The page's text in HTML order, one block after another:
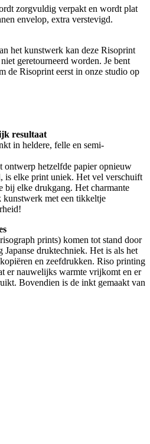
zorgvuldig verpakt en wordt plat
envelop, extra verstevigd.
het kunstwerk kan deze Risoprint
geretourneerd worden. Je bent
de Risoprint eerst in onze studio op
resultaat
in heldere, felle en semi-
hetzelfde papier opnieuw
is elke print uniek. Het vel verschuift
bij elke drukgang. Het charmante
kunstwerk met een tikkeltje
prints) komen tot stand door
druktechniek. Het is als het
en zeefdrukken. Riso printing
er nauwelijks warmte vrijkomt en er
Bovendien is de inkt gemaakt van